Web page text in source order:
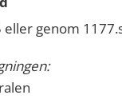
genom